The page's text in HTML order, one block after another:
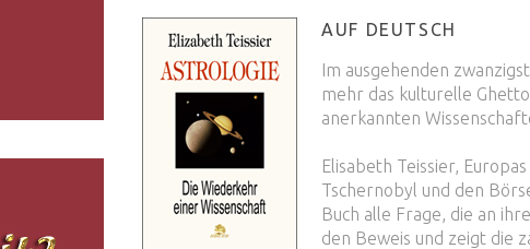
AUF DEUTSCH
Im ausgehenden
mehr das kulturelle
anerkannten
Elisabeth Teissier,
Tschernobyl und den
Buch alle Frage, die an
den Beweis und zeigt die